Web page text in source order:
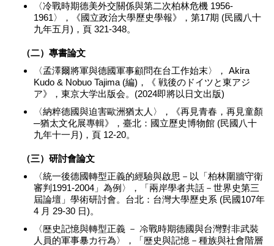
〈冷戰時期德美外交關係與第二次柏林危機 1956-
1961〉，《國立政治大學歷史學報》，第17期 (民國八十
九年五月)，頁 321-348。
（二）專書論文
〈孟澤爾將軍與德國軍事顧問在台工作始末〉， Akira
Kudo & Nobuo Tajima (編)，《 戦後のドイツと東アジ
ア》，東京大学出版会。(2024即將以日文出版)
〈納粹德國與迫害歐洲猶太人〉，《再見青春，再見童顏
─猶太文化展專輯》，臺北：國立歷史博物館 (民國八十
九年十一月)，頁 12-20。
（三）研討會論文
〈統一後德國轉型正義的經驗與啟思－以「柏林圍牆守衛
審判1991-2004」為例〉，「兩岸學者共話－世界史第三
屆論壇」學術研討會。台北：台灣大學歷史系 (民國107年
4 月 29-30 日)。
〈歷史記憶與轉型正義 － 冷戰時期德國與台灣對非武裝
人員的軍事暴力行為〉，「歷史與記憶－種族與社會階層